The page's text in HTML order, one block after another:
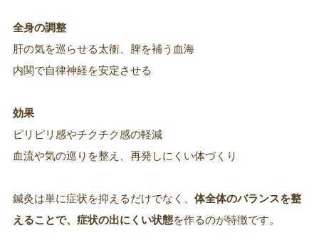
全身の調整
肝の気を巡らせる太衝、脾を補う血海
内関で自律神経を安定させる
効果
ピリピリ感やチクチク感の軽減
血流や気の巡りを整え、再発しにくい体づくり
鍼灸は単に症状を抑えるだけでなく、 体全体のバランスを整
えることで、症状の出にくい状態を作るのが特徴です。